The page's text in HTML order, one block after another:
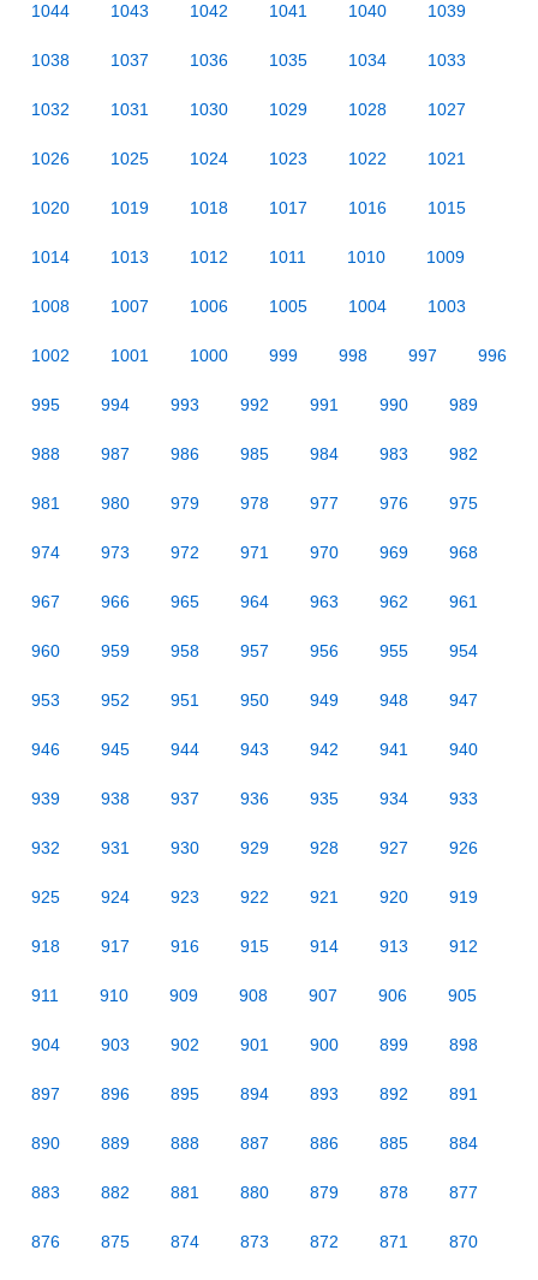
1044 1043 1042 1041 1040 1039
1038 1037 1036 1035 1034 1033
1032 1031 1030 1029 1028 1027
1026 1025 1024 1023 1022 1021
1020 1019 1018 1017 1016 1015
1014 1013 1012 1011 1010 1009
1008 1007 1006 1005 1004 1003
1002 1001 1000 999 998 997 996
995 994 993 992 991 990 989
988 987 986 985 984 983 982
981 980 979 978 977 976 975
974 973 972 971 970 969 968
967 966 965 964 963 962 961
960 959 958 957 956 955 954
953 952 951 950 949 948 947
946 945 944 943 942 941 940
939 938 937 936 935 934 933
932 931 930 929 928 927 926
925 924 923 922 921 920 919
918 917 916 915 914 913 912
911 910 909 908 907 906 905
904 903 902 901 900 899 898
897 896 895 894 893 892 891
890 889 888 887 886 885 884
883 882 881 880 879 878 877
876 875 874 873 872 871 870